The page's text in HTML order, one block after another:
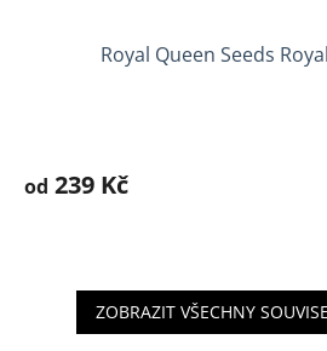
Royal Queen Seeds
produktu
hvězdiček.
od 239 Kč
ZOBRAZIT VŠECHNY